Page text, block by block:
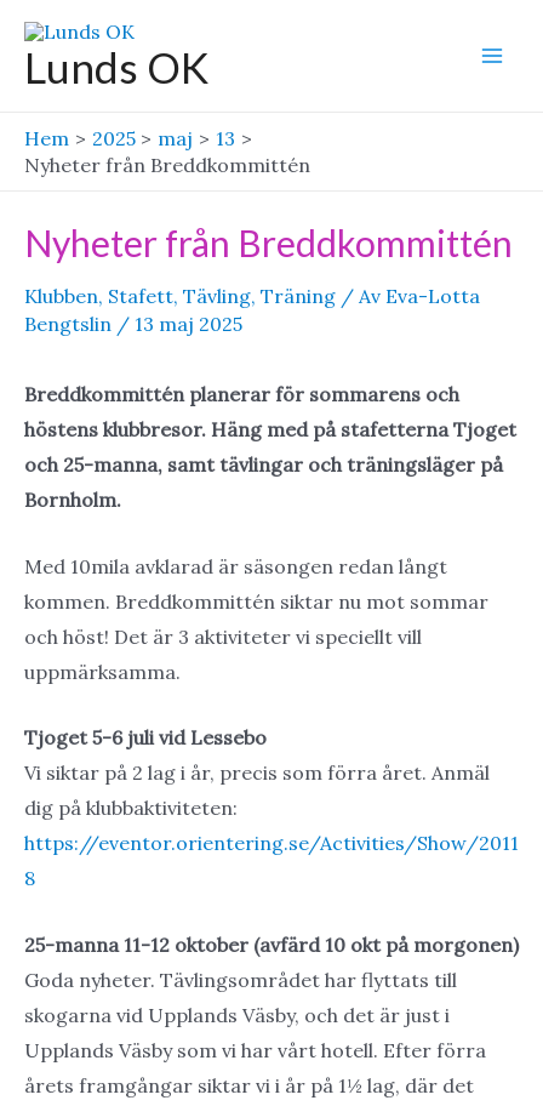
Hoppa
innehåll
Lunds OK
Hem 2025 maj
13
Nyheter från Breddkommittén
Nyheter från Breddkommittén
Klubben, Stafett, Tävling, Träning / Av Eva-Lotta
Bengtslin / 13 maj 2025
Breddkommittén planerar för sommarens och
höstens klubbresor. Häng med på stafetterna Tjoget
och 25-manna, samt tävlingar och träningsläger på
Bornholm.
Med 10mila avklarad är säsongen redan långt
kommen. Breddkommittén siktar nu mot sommar
och höst! Det är 3 aktiviteter vi speciellt vill
uppmärksamma.
Tjoget 5-6 juli vid Lessebo
Vi siktar på 2 lag i år, precis som förra året. Anmäl
dig på klubbaktiviteten:
https://eventor.orientering.se/Activities/Show/2011
8
25-manna 11-12 oktober (avfärd 10 okt på morgonen)
Goda nyheter. Tävlingsområdet har flyttats till
skogarna vid Upplands Väsby, och det är just i
Upplands Väsby som vi har vårt hotell. Efter förra
årets framgångar siktar vi i år på 1½ lag, där det